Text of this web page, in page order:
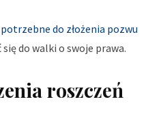
do złożenia pozwu
do walki o swoje prawa.
roszczeń